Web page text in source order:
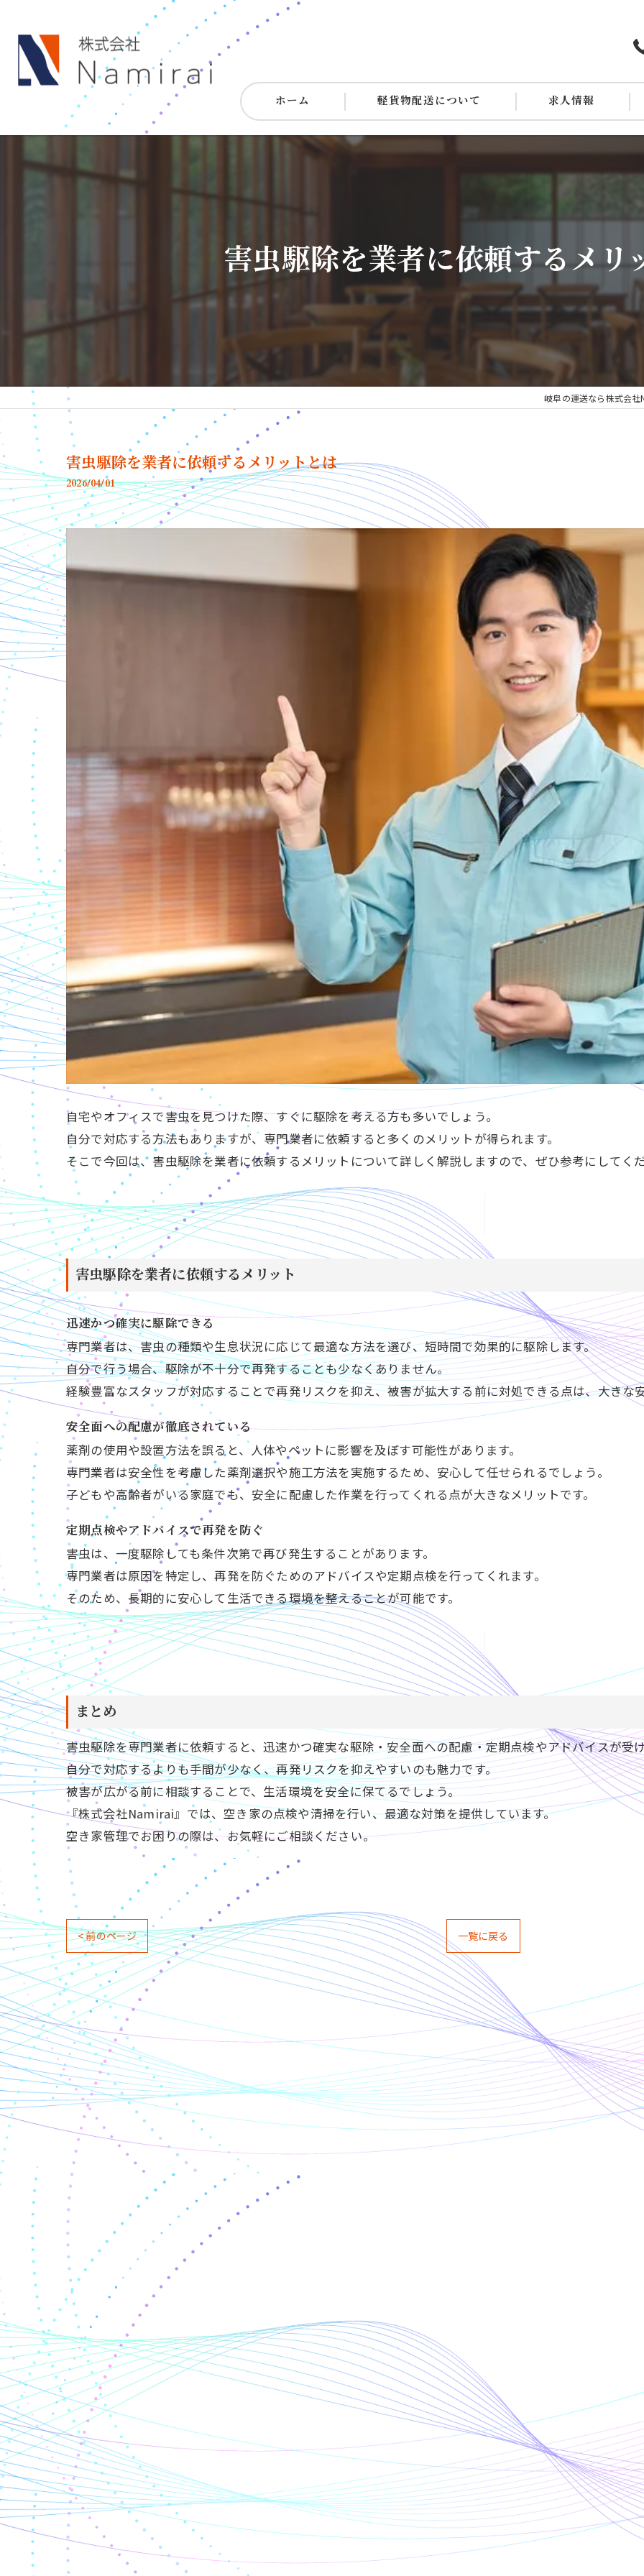
ホーム 軽貨物配送について 求人情報
害虫駆除を業者に依頼するメリ
岐阜の運送なら株式会
害虫駆除を業者に依頼するメリットとは
2026/04/01
自宅やオフィスで害虫を見つけた際、すぐに駆除を考える方も多いでしょう。
自分で対応する方法もありますが、専門業者に依頼すると多くのメリットが得られます。
そこで今回は、害虫駆除を業者に依頼するメリットについて詳しく解説しますので、ぜひ参考にしてく
害虫駆除を業者に依頼するメリット
迅速かつ確実に駆除できる
専門業者は、害虫の種類や生息状況に応じて最適な方法を選び、短時間で効果的に駆除します。
自分で行う場合、駆除が不十分で再発することも少なくありません。
経験豊富なスタッフが対応することで再発リスクを抑え、被害が拡大する前に対処できる点は、大きな
安全面への配慮が徹底されている
薬剤の使用や設置方法を誤ると、人体やペットに影響を及ぼす可能性があります。
専門業者は安全性を考慮した薬剤選択や施工方法を実施するため、安心して任せられるでしょう。
子どもや高齢者がいる家庭でも、安全に配慮した作業を行ってくれる点が大きなメリットです。
定期点検やアドバイスで再発を防ぐ
害虫は、一度駆除しても条件次第で再び発生することがあります。
専門業者は原因を特定し、再発を防ぐためのアドバイスや定期点検を行ってくれます。
そのため、長期的に安心して生活できる環境を整えることが可能です。
まとめ
害虫駆除を専門業者に依頼すると、迅速かつ確実な駆除・安全面への配慮・定期点検やアドバイスが受
自分で対応するよりも手間が少なく、再発リスクを抑えやすいのも魅力です。
被害が広がる前に相談することで、生活環境を安全に保てるでしょう。
『株式会社Namirai』では、空き家の点検や清掃を行い、最適な対策を提供しています。
空き家管理でお困りの際は、お気軽にご相談ください。
< 前のページ 一覧に戻る